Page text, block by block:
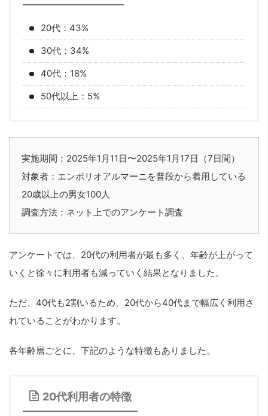
20代：43%
30代：34%
40代：18%
50代以上：5%
実施期間：2025年1月11日〜2025年1月17日（7日間）
対象者：エンポリオアルマーニを普段から着用している
20歳以上の男女100人
調査方法：ネット上でのアンケート調査
アンケートでは、20代の利用者が最も多く、年齢が上がって
いくと徐々に利用者も減っていく結果となりました。
ただ、40代も2割いるため、20代から40代まで幅広く利用さ
れていることがわかります。
各年齢層ごとに、下記のような特徴もありました。
20代利用者の特徴